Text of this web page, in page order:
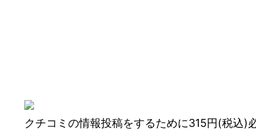
クチコミの情報投稿をするために315円(税込)